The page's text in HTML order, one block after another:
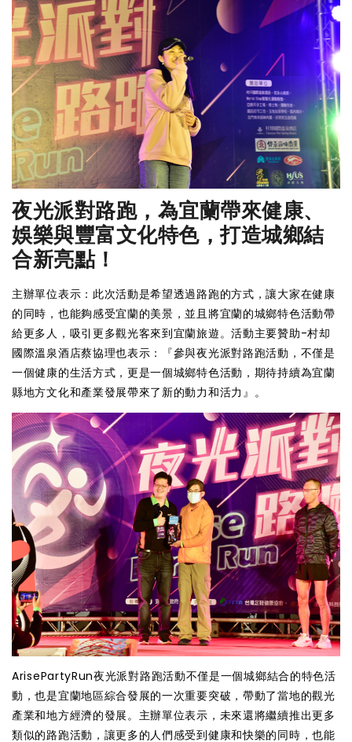
夜光派對路跑，為宜蘭帶來健康、
娛樂與豐富文化特色，打造城鄉結
合新亮點！
主辦單位表示：此次活動是希望透過路跑的方式，讓大家在健康
的同時，也能夠感受宜蘭的美景，並且將宜蘭的城鄉特色活動帶
給更多人，吸引更多觀光客來到宜蘭旅遊。活動主要贊助-村却
國際溫泉酒店蔡協理也表示：『參與夜光派對路跑活動，不僅是
一個健康的生活方式，更是一個城鄉特色活動，期待持續為宜蘭
縣地方文化和產業發展帶來了新的動力和活力』。
ArisePartyRun夜光派對路跑活動不僅是一個城鄉結合的特色活
動，也是宜蘭地區綜合發展的一次重要突破，帶動了當地的觀光
產業和地方經濟的發展。主辦單位表示，未來還將繼續推出更多
類似的路跑活動，讓更多的人們感受到健康和快樂的同時，也能